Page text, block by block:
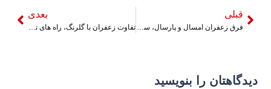
قبلی
فرق زعفران امسال و پارسال، ساده ترین روش تشخیص زعفران تازه
بعدی
تفاوت زعفران با گلرنگ، راه های تشخیص زعفران از گلرنگ
دیدگاهتان را بنویسید